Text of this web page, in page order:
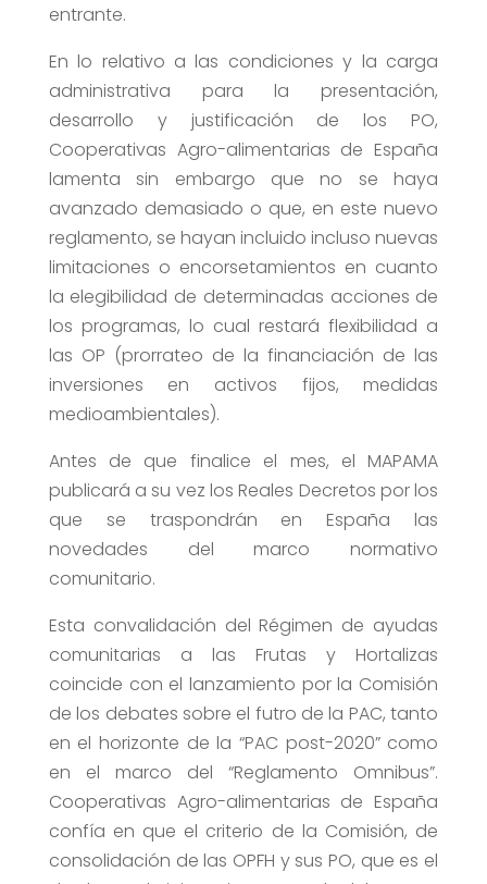
entrante.
En lo relativo a las condiciones y la carga
administrativa para la presentación,
desarrollo y justificación de los PO,
Cooperativas Agro-alimentarias de España
lamenta sin embargo que no se haya
avanzado demasiado o que, en este nuevo
reglamento, se hayan incluido incluso nuevas
limitaciones o encorsetamientos en cuanto
la elegibilidad de determinadas acciones de
los programas, lo cual restará flexibilidad a
las OP (prorrateo de la financiación de las
inversiones en activos fijos, medidas
medioambientales).
Antes de que finalice el mes, el MAPAMA
publicará a su vez los Reales Decretos por los
que se traspondrán en España las
novedades del marco normativo
comunitario.
Esta convalidación del Régimen de ayudas
comunitarias a las Frutas y Hortalizas
coincide con el lanzamiento por la Comisión
de los debates sobre el futro de la PAC, tanto
en el horizonte de la “PAC post-2020” como
en el marco del “Reglamento Omnibus”.
Cooperativas Agro-alimentarias de España
confía en que el criterio de la Comisión, de
consolidación de las OPFH y sus PO, que es el